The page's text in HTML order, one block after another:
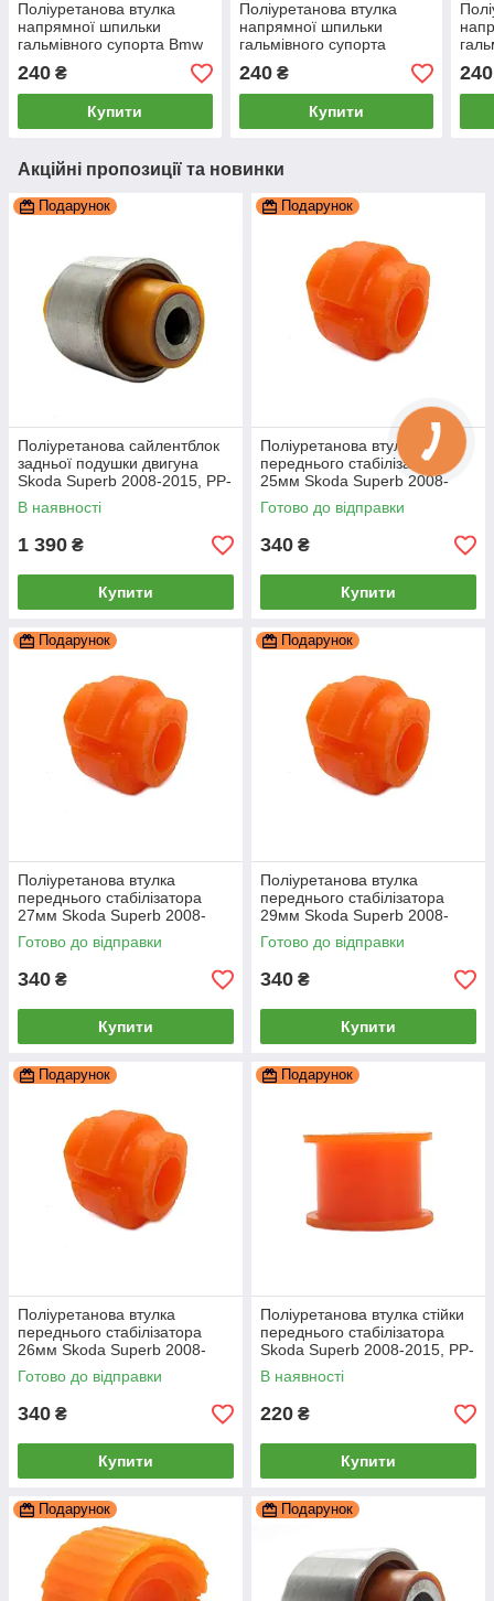
Поліуретанова втулка
напрямної шпильки
гальмівного супорта Bmw
E84 2008-2015, PP-0866
240 ₴
Купити
Поліуретанова втулка
напрямної шпильки
гальмівного супорта
Honda Accord 2008-2015,
PP-0866
240₴
Купити
240
Акційні пропозиції та новинки
Подарунок
Поліуретанова сайлентблок
задньої подушки двигуна
Skoda Superb 2008-2015, PP-
0692A
В наявності
1 390 ₴
Купити
Подарунок
Поліуретанова втулка
переднього стабілізатора
25мм Skoda Superb 2008-
2015, PP-0010P
Готово до відправки
340 ₴
Купити
Подарунок
Поліуретанова втулка
переднього стабілізатора
27мм Skoda Superb 2008-
2015, PP-0010P
Готово до відправки
340 ₴
Купити
Подарунок
Поліуретанова втулка
переднього стабілізатора
29мм Skoda Superb 2008-
2015, PP-0010P
Готово до відправки
340 ₴
Купити
Подарунок
Поліуретанова втулка
переднього стабілізатора
26мм Skoda Superb 2008-
2015, PP-0010P
Готово до відправки
340 ₴
Купити
Подарунок
Поліуретанова втулка стійки
переднього стабілізатора
Skoda Superb 2008-2015, PP-
0596
В наявності
220 ₴
Купити
Подарунок Подарунок